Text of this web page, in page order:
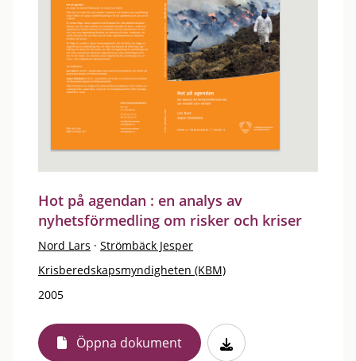
Hot på agendan : en analys av
nyhetsförmedling om risker och kriser
Nord Lars · Strömbäck Jesper
Krisberedskapsmyndigheten (KBM)
2005
Öppna dokument